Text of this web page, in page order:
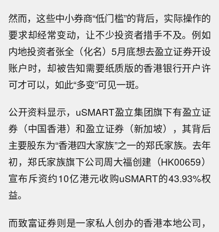
然而，这些中小券商“低门槛”的背后，实际操作的
要求却经常变动，让不少投资者措手不及。例如
内地投资者张全（化名）5月底想去盈立证券开设
账户时，却被告知需要纸质版的香港银行开户许
可才可以，如此“多变”可见一斑。
公开资料显示，uSMART盈立集团旗下有盈立证
券（中国香港）和盈立证券（新加坡），其背后
主要股东为“香港四大家族”之一的郑氏家族。去年
初，郑氏家族旗下公司周大福创建（HK00659）
宣布斥资约10亿港元收购uSMART的43.93%权
益。
而致富证券则是一家私人创办的香港本地公司，